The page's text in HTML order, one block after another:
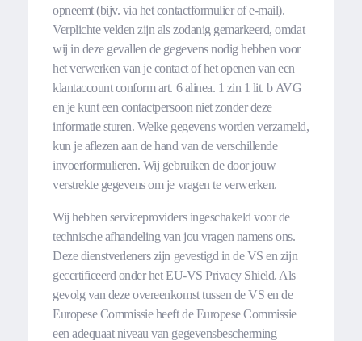
opneemt (bijv. via het contactformulier of e-mail).
Verplichte velden zijn als zodanig gemarkeerd, omdat
wij in deze gevallen de gegevens nodig hebben voor
het verwerken van je contact of het openen van een
klantaccount conform art. 6 alinea. 1 zin 1 lit. b AVG
en je kunt een contactpersoon niet zonder deze
informatie sturen. Welke gegevens worden verzameld,
kun je aflezen aan de hand van de verschillende
invoerformulieren. Wij gebruiken de door jouw
verstrekte gegevens om je vragen te verwerken.
Wij hebben serviceproviders ingeschakeld voor de
technische afhandeling van jou vragen namens ons.
Deze dienstverleners zijn gevestigd in de VS en zijn
gecertificeerd onder het EU-VS Privacy Shield. Als
gevolg van deze overeenkomst tussen de VS en de
Europese Commissie heeft de Europese Commissie
een adequaat niveau van gegevensbescherming